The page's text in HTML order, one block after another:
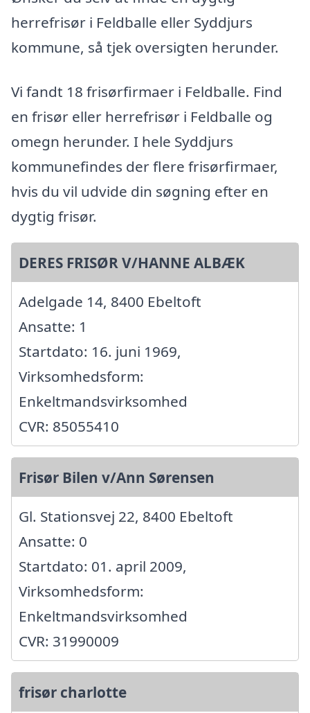
herrefrisør i Feldballe eller Syddjurs
kommune, så tjek oversigten herunder.
Vi fandt 18 frisørfirmaer i Feldballe. Find
en frisør eller herrefrisør i Feldballe og
omegn herunder. I hele Syddjurs
kommunefindes der flere frisørfirmaer,
hvis du vil udvide din søgning efter en
dygtig frisør.
DERES FRISØR V/HANNE ALBÆK
Adelgade 14, 8400 Ebeltoft
Ansatte: 1
Startdato: 16. juni 1969,
Virksomhedsform:
Enkeltmandsvirksomhed
CVR: 85055410
Frisør Bilen v/Ann Sørensen
Gl. Stationsvej 22, 8400 Ebeltoft
Ansatte: 0
Startdato: 01. april 2009,
Virksomhedsform:
Enkeltmandsvirksomhed
CVR: 31990009
frisør charlotte